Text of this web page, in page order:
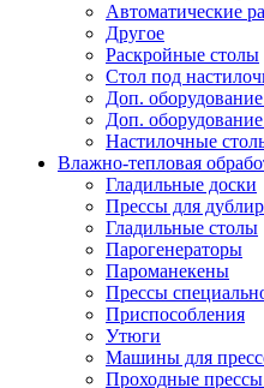
Автоматические
Другое
Раскройные столы
Стол под
Доп.
Доп.
Настилочные
Влажно-тепловая
Гладильные доски
Прессы для
Гладильные столы
Парогенераторы
Пароманекены
Прессы
Приспособления
Утюги
Машины для
Проходные